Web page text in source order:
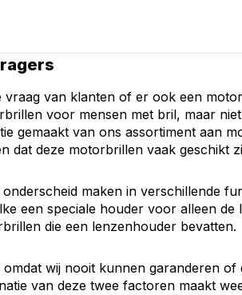
vraag van klanten of er ook een
voor mensen met bril, maar
gemaakt van ons assortiment aan
dat deze motorbrillen vaak geschikt
maken in verschillende
een speciale houder voor alleen
die een lenzenhouder bevatten.
wij nooit kunnen garanderen
van deze twee factoren maakt